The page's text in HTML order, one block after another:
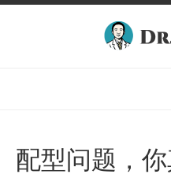
Skip
配型问题，